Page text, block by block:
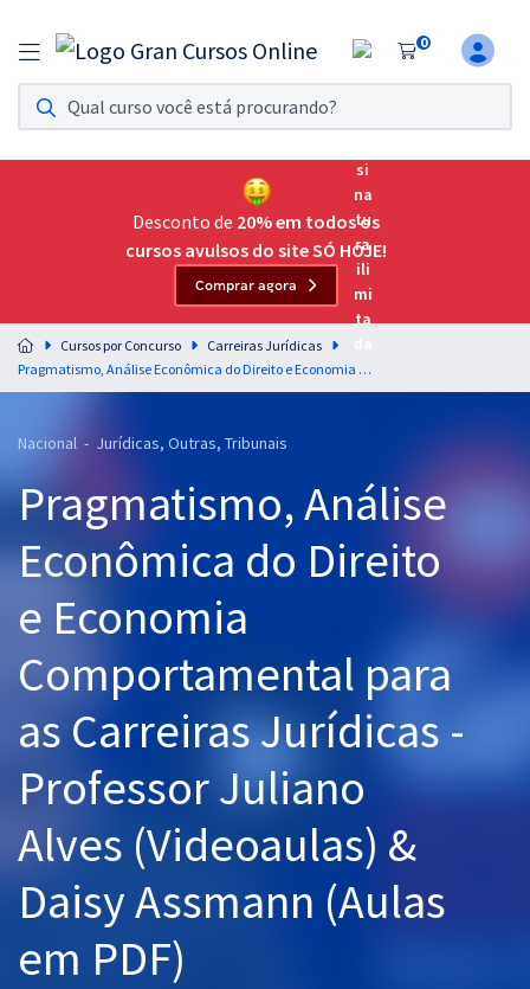
0
Assinatura Ilimitada 11
Acesso a todos os cursos. Teste grátis por 7 dias!
Assinatura OAB Até Passar
Acesso ilimitado a toda preparação para o Exame da
Residências Multiprofissionais
Preparação completa e intensiva para as principais
residências em saúde do Brasil
Cursos 20% OFF
Pós
Graduação
OAB
Questões grátis
Conteúdo gratuito
Aprovados
Desconto de 20% em todos os
cursos avulsos do site SÓ HOJE!
Comprar agora
Cursos por Concurso
Carreiras Jurídicas
Pragmatismo, Análise Econômica do Direito e Economia Comportamental para as Carreiras Jurídicas - Professor Juliano Alves (Videoaulas) & Daisy Assmann (Aulas em PDF)
Nacional - Jurídicas, Outras, Tribunais
Pragmatismo, Análise
Econômica do Direito
e Economia
Comportamental para
as Carreiras Jurídicas -
Professor Juliano
Alves (Videoaulas) &
Daisy Assmann (Aulas
em PDF)